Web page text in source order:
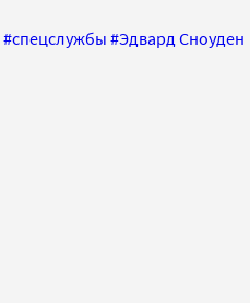
#спецслужбы #Эдвард Сноуден